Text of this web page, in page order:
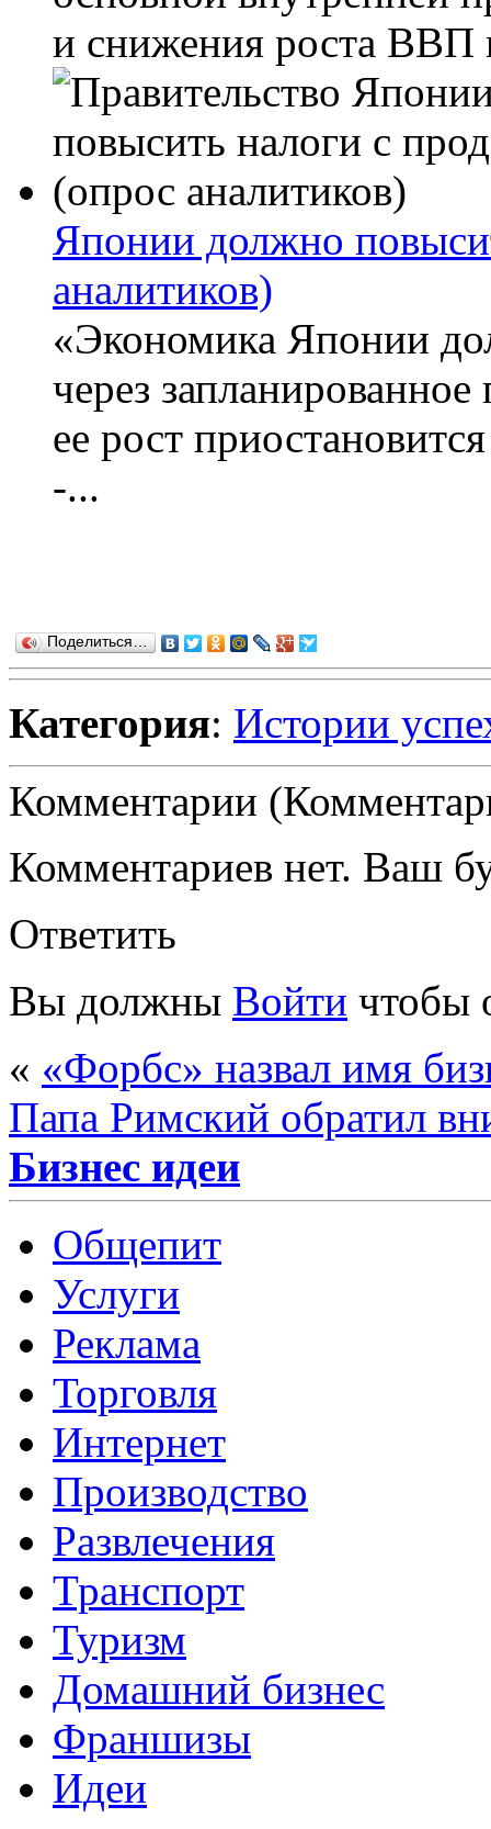
и снижения роста ВВП
Японии должно
аналитиков)
«Экономика Японии
через
ее рост
-...
Поделиться…
Категория: Истории
Комментарии
Комментариев нет. Ваш
Ответить
Вы должны Войти чтобы
« «Форбс» назвал имя
Папа Римский обратил
Бизнес идеи
Общепит
Услуги
Реклама
Торговля
Интернет
Производство
Развлечения
Транспорт
Туризм
Домашний бизнес
Франшизы
Идеи